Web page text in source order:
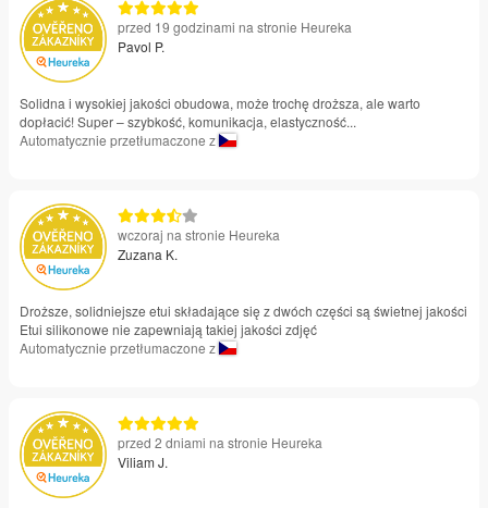
przed 19 godzinami na stronie Heureka
Pavol P.
Solidna i wysokiej jakości obudowa, może trochę droższa, ale warto
dopłacić! Super – szybkość, komunikacja, elastyczność...
Automatycznie przetłumaczone z
wczoraj na stronie Heureka
Zuzana K.
Droższe, solidniejsze etui składające się z dwóch części są świetnej jakości
Etui silikonowe nie zapewniają takiej jakości zdjęć
Automatycznie przetłumaczone z
przed 2 dniami na stronie Heureka
Viliam J.